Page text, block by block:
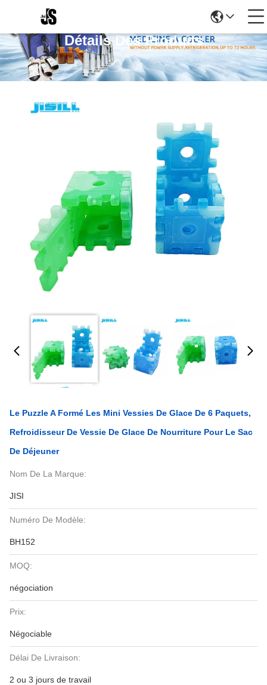
Détails Des Produits
Le Puzzle A Formé Les Mini Vessies De Glace De 6 Paquets,
Refroidisseur De Vessie De Glace De Nourriture Pour Le Sac
De Déjeuner
Nom De La Marque:
JISI
Numéro De Modèle:
BH152
MOQ:
négociation
Prix:
Négociable
Délai De Livraison:
2 ou 3 jours de travail